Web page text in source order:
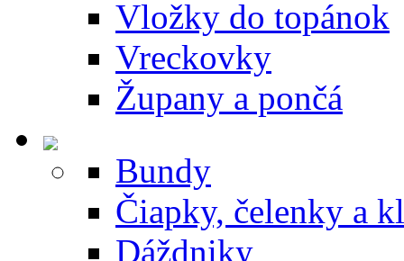
Vložky do topánok
Vreckovky
Župany a pončá
Bundy
Čiapky, čelenky a
Dáždniky